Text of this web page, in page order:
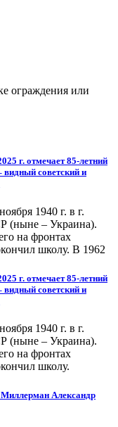
ограждения или
г. отмечает 85-летний
советский и
1940 г. в г.
(ныне – Украина).
на фронтах
школу. В 1962
г. отмечает 85-летний
советский и
1940 г. в г.
(ныне – Украина).
на фронтах
школу.
Миллерман Александр